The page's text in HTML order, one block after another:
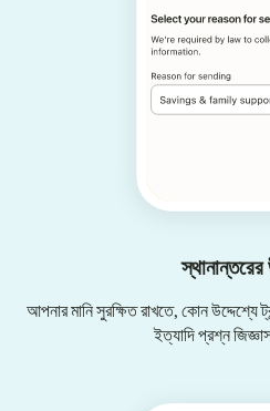
স্থানান্তরের
আপনার মানি সুরক্ষিত রাখতে, কোন উদ্দেশ্যে
ইত্যাদি প্রশ্ন